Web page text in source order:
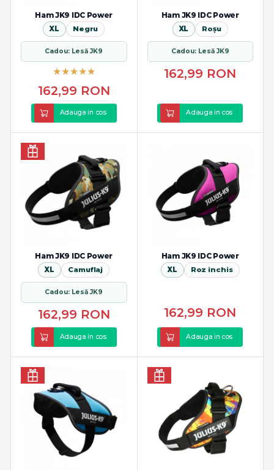
Ham JK9 IDC Power
XL Negru
Cadou: Lesă JK9
162,99 RON
Adauga in cos
Ham JK9 IDC Power
XL Roșu
Cadou: Lesă JK9
162,99 RON
Adauga in cos
Ham JK9 IDC Power
XL Camuflaj
Cadou: Lesă JK9
162,99 RON
Adauga in cos
Ham JK9 IDC Power
XL Roz inchis
162,99 RON
Adauga in cos